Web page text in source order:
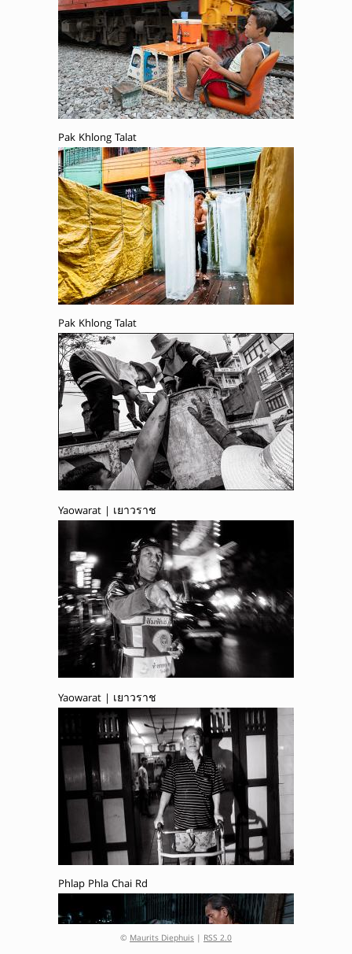
Pak Khlong Talat
Pak Khlong Talat
Yaowarat | เยาวราช
Yaowarat | เยาวราช
Phlap Phla Chai Rd
© Maurits Diephuis | RSS 2.0